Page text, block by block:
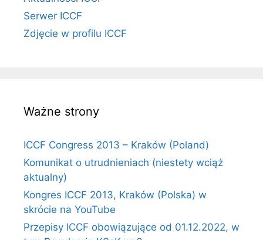
Serwer ICCF
Zdjęcie w profilu ICCF
Ważne strony
ICCF Congress 2013 – Kraków (Poland)
Komunikat o utrudnieniach (niestety wciąż
aktualny)
Kongres ICCF 2013, Kraków (Polska) w
skrócie na YouTube
Przepisy ICCF obowiązujące od 01.12.2022, w